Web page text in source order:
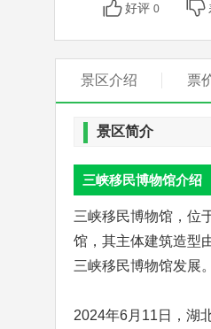
好评 0
景区介绍 票
景区简介
三峡移民博物馆介绍
三峡移民博物馆，位
馆，其主体建筑造型
三峡移民博物馆发展。
2024年6月11日，湖